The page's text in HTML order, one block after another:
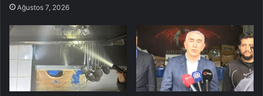
Ağustos 7, 2026